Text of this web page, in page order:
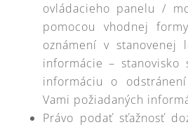
ovládacieho panelu /
pomocou vhodnej
oznámení v stanovenej
informácie – stanovisko
informáciu o
Vami požiadaných
Právo podať sťažnosť